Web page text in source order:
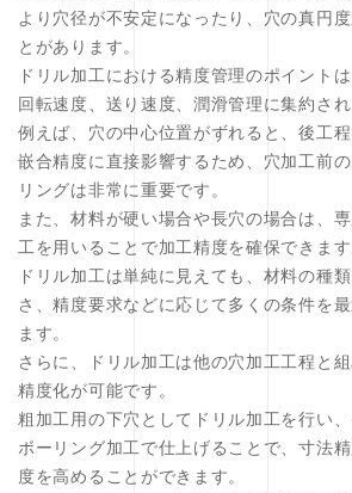
より穴径が不安定になったり、穴の真円
とがあります。
ドリル加工における精度管理のポイント
回転速度、送り速度、潤滑管理に集約され
例えば、穴の中心位置がずれると、後工
嵌合精度に直接影響するため、穴加工前
リングは非常に重要です。
また、材料が硬い場合や長穴の場合は、
工を用いることで加工精度を確保できます
ドリル加工は単純に見えても、材料の種
さ、精度要求などに応じて多くの条件を
ます。
さらに、ドリル加工は他の穴加工工程と
精度化が可能です。
粗加工用の下穴としてドリル加工を行い
ボーリング加工で仕上げることで、寸法
度を高めることができます。